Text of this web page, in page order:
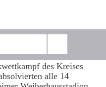
des Kreises
alle 14